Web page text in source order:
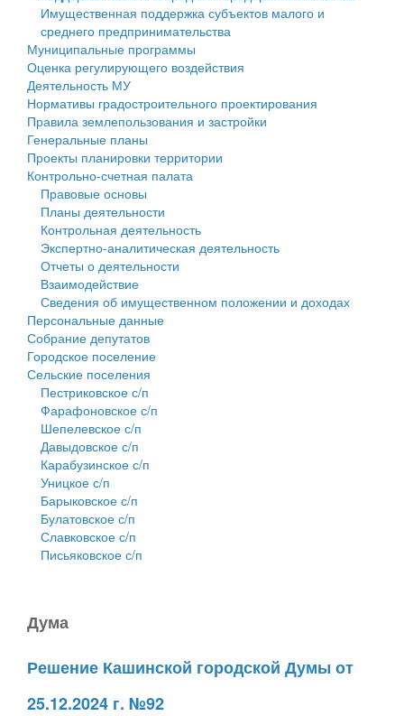
Нормативы градостроительного проектирования
Правила землепользования и застройки
Генеральные планы
Проекты планировки территории
Собрание депутатов
Городское поселение
Сельские поселения
Имущественная поддержка субъектов малого и
среднего предпринимательства
Муниципальные программы
Оценка регулирующего воздействия
Деятельность МУ
Нормативы градостроительного проектирования
Правила землепользования и застройки
Генеральные планы
Проекты планировки территории
Контрольно-счетная палата
Правовые основы
Планы деятельности
Контрольная деятельность
Экспертно-аналитическая деятельность
Отчеты о деятельности
Взаимодействие
Сведения об имущественном положении и доходах
Персональные данные
Собрание депутатов
Городское поселение
Сельские поселения
Пестриковское с/п
Фарафоновское с/п
Шепелевское с/п
Давыдовское с/п
Карабузинское с/п
Уницкое с/п
Барыковское с/п
Булатовское с/п
Славковское с/п
Письяковское с/п
Дума
Решение Кашинской городской Думы от
25.12.2024 г. №92